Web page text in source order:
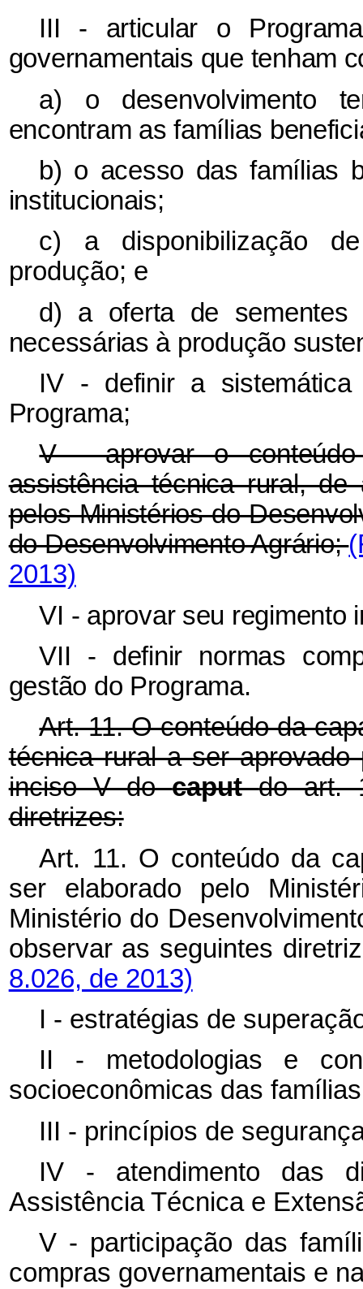
III - articular o
governamentais que tenham
a) o desenvolvimento
encontram as famílias
b) o acesso das famílias
institucionais;
c) a disponibilização
produção; e
d) a oferta de sementes
necessárias à produção
IV - definir a sistemática
Programa;
V - aprovar o
assistência técnica rural, de
pelos Ministérios do
do Desenvolvimento Agrário;
2013)
VI - aprovar seu regimento
VII - definir normas
gestão do Programa.
Art. 11. O conteúdo da
técnica rural a ser
inciso V docaputdo art.
diretrizes:
Art. 11. O conteúdo da
ser elaborado pelo
Ministério do
observar as seguintes
8.026, de 2013)
I - estratégias de
II - metodologias e
socioeconômicas das
III - princípios de
IV - atendimento das
Assistência Técnica e
V - participação das
compras governamentais e